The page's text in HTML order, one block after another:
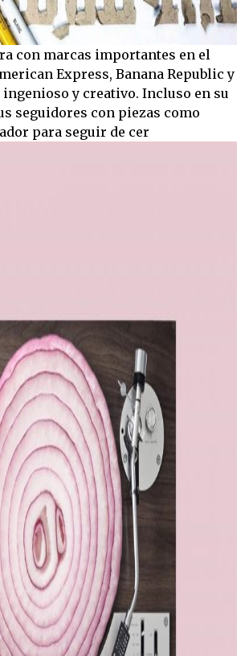
con marcas importantes en el
Express, Banana Republic y
ingenioso y creativo. Incluso en su
seguidores con piezas como
para seguir de cer